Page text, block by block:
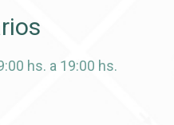
hs. a 19:00 hs.